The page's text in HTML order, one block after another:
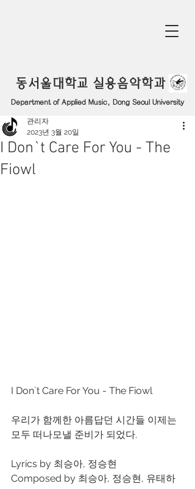
동서울대학교 실용음악학과
Department of Applied Music, Dong Seoul University
I Don`t Care For You - The
Fiowl
관리자
2023년 3월 20일
I Don`t Care For You - The Fiowl
우리가 함께한 아름답던 시간들 이제는
모두 떠나모낼 준비가 되었다.
Lyrics by 최승아, 정승현
Composed by 최승아, 정승현, 유태하